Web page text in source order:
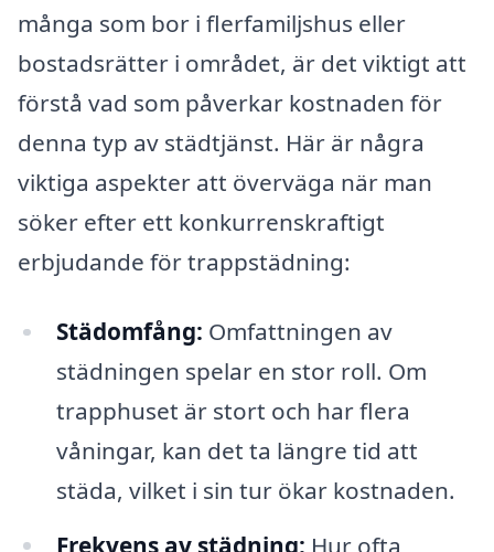
många som bor i flerfamiljshus eller
bostadsrätter i området, är det viktigt att
förstå vad som påverkar kostnaden för
denna typ av städtjänst. Här är några
viktiga aspekter att överväga när man
söker efter ett konkurrenskraftigt
erbjudande för trappstädning:
Städomfång: Omfattningen av
städningen spelar en stor roll. Om
trapphuset är stort och har flera
våningar, kan det ta längre tid att
städa, vilket i sin tur ökar kostnaden.
Frekvens av städning: Hur ofta